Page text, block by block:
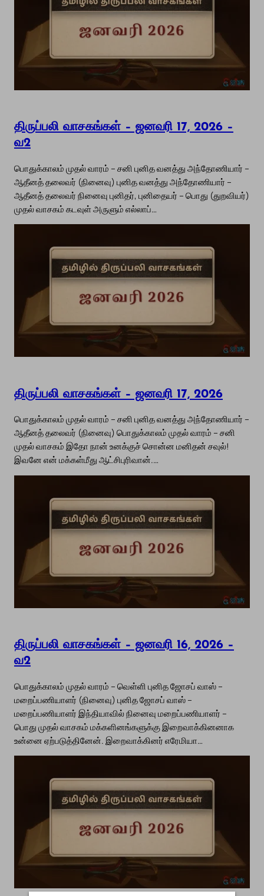
திருப்பலி வாசகங்கள் – ஜனவரி 17, 2026 –
வ2
பொதுக்காலம் முதல் வாரம் – சனி புனித வனத்து அந்தோணியார் –
ஆதீனத் தலைவர் (நினைவு) புனித வனத்து அந்தோணியார் –
ஆதீனத் தலைவர் நினைவு புனிதர், புனிதையர் – பொது (துறவியர்)
முதல் வாசகம் கடவுள் அருளும் எல்லாப்…
திருப்பலி வாசகங்கள் – ஜனவரி 17, 2026
பொதுக்காலம் முதல் வாரம் – சனி புனித வனத்து அந்தோணியார் –
ஆதீனத் தலைவர் (நினைவு) பொதுக்காலம் முதல் வாரம் – சனி
முதல் வாசகம் இதோ நான் உனக்குச் சொன்ன மனிதன் சவுல்!
இவனே என் மக்கள்மீது ஆட்சிபுரிவான்.…
திருப்பலி வாசகங்கள் – ஜனவரி 16, 2026 –
வ2
பொதுக்காலம் முதல் வாரம் – வெள்ளி புனித ஜோசப் வாஸ் –
மறைப்பணியாளர் (நினைவு) புனித ஜோசப் வாஸ் –
மறைப்பணியாளர் இந்தியாவில் நினைவு மறைப்பணியாளர் –
பொது முதல் வாசகம் மக்களினங்களுக்கு இறைவாக்கினனாக
உன்னை ஏற்படுத்தினேன். இறைவாக்கினர் எரேமியா…